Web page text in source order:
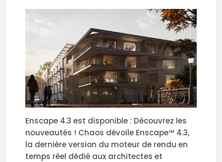
Enscape 4.3 est disponible : Découvrez les
nouveautés ! Chaos dévoile Enscape™ 4.3,
la dernière version du moteur de rendu en
temps réel dédié aux architectes et